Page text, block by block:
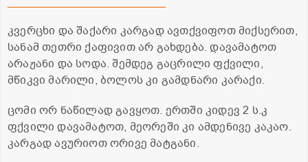
კვერცხი და შაქარი კარგად ავთქვიფოთ მიქსერით,
სანამ თეთრი ქაფივით არ გახდება. დავამატოთ
არაჟანი და სოდა. შემდეგ გაცრილი ფქვილი,
მწიკვი მარილი, ბოლოს კი გამდნარი კარაქი.
ცომი ორ ნაწილად გავყოთ. ერთში კიდევ 2 ს.კ
ფქვილი დავამატოთ, მეორეში კი ამდენივე კაკაო.
კარგად ავურიოთ ორივე მატგანი.